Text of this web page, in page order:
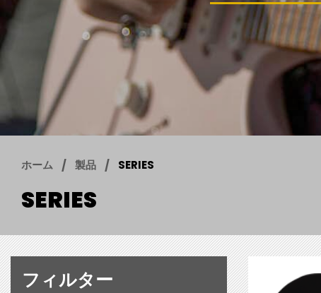
ホーム 製品 SERIES
SERIES
フィルター